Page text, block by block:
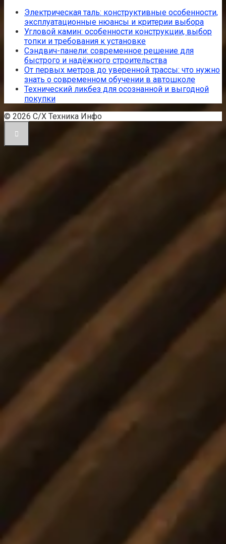
Электрическая таль: конструктивные особенности,
эксплуатационные нюансы и критерии выбора
Угловой камин: особенности конструкции, выбор
топки и требования к установке
Сэндвич-панели: современное решение для
быстрого и надёжного строительства
От первых метров до уверенной трассы: что нужно
знать о современном обучении в автошколе
Технический ликбез для осознанной и выгодной
покупки
© 2026 С/Х Техника Инфо